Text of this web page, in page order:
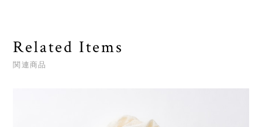
Related Items
関連商品